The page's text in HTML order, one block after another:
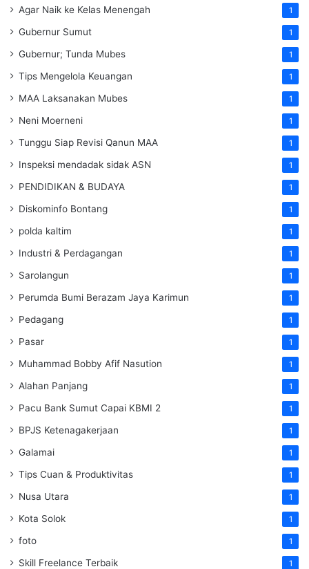
Agar Naik ke Kelas Menengah 1
Gubernur Sumut 1
Gubernur; Tunda Mubes 1
Tips Mengelola Keuangan 1
MAA Laksanakan Mubes 1
Neni Moerneni 1
Tunggu Siap Revisi Qanun MAA 1
Inspeksi mendadak sidak ASN 1
PENDIDIKAN & BUDAYA 1
Diskominfo Bontang 1
polda kaltim 1
Industri & Perdagangan 1
Sarolangun 1
Perumda Bumi Berazam Jaya Karimun 1
Pedagang 1
Pasar 1
Muhammad Bobby Afif Nasution 1
Alahan Panjang 1
Pacu Bank Sumut Capai KBMI 2 1
BPJS Ketenagakerjaan 1
Galamai 1
Tips Cuan & Produktivitas 1
Nusa Utara 1
Kota Solok 1
foto 1
Skill Freelance Terbaik 1